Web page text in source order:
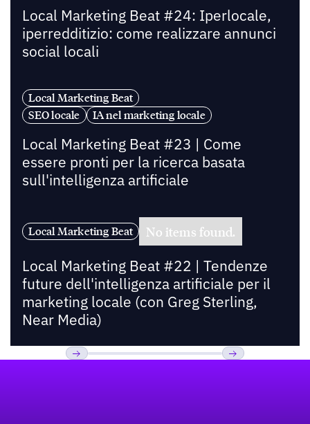
Local Marketing Beat #24: Iperlocale,
iperredditizio: come realizzare annunci
social locali
Local Marketing Beat
SEO locale
IA nel marketing locale
Local Marketing Beat #23 | Come
essere pronti per la ricerca basata
sull'intelligenza artificiale
Local Marketing Beat No items found.
Local Marketing Beat #22 | Tendenze
future dell'intelligenza artificiale per il
marketing locale (con Greg Sterling,
Near Media)